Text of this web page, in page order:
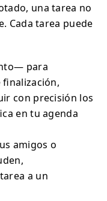
una tarea no
Cada tarea puede
para
con precisión los
en tu agenda
amigos o
a un